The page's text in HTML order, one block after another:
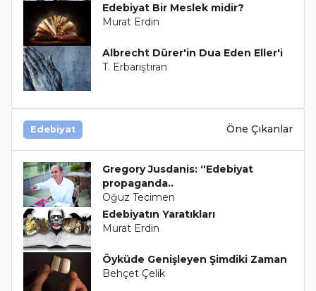
Edebiyat Bir Meslek midir?
Murat Erdin
Albrecht Dürer'in Dua Eden Eller'i
T. Erbarıştıran
Edebiyat Öne Çıkanlar
Gregory Jusdanis: “Edebiyat
propaganda..
Oğuz Tecimen
Edebiyatın Yaratıkları
Murat Erdin
Öyküde Genişleyen Şimdiki Zaman
Behçet Çelik